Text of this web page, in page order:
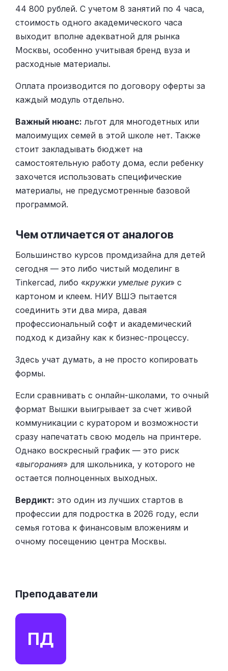
44 800 рублей. С учетом 8 занятий по 4 часа,
стоимость одного академического часа
выходит вполне адекватной для рынка
Москвы, особенно учитывая бренд вуза и
расходные материалы.
Оплата производится по договору оферты за
каждый модуль отдельно.
Важный нюанс: льгот для многодетных или
малоимущих семей в этой школе нет. Также
стоит закладывать бюджет на
самостоятельную работу дома, если ребенку
захочется использовать специфические
материалы, не предусмотренные базовой
программой.
Чем отличается от аналогов
Большинство курсов промдизайна для детей
сегодня — это либо чистый моделинг в
Tinkercad, либо «кружки умелые руки» с
картоном и клеем. НИУ ВШЭ пытается
соединить эти два мира, давая
профессиональный софт и академический
подход к дизайну как к бизнес-процессу.
Здесь учат думать, а не просто копировать
формы.
Если сравнивать с онлайн-школами, то очный
формат Вышки выигрывает за счет живой
коммуникации с куратором и возможности
сразу напечатать свою модель на принтере.
Однако воскресный график — это риск
«выгорания» для школьника, у которого не
остается полноценных выходных.
Вердикт: это один из лучших стартов в
профессии для подростка в 2026 году, если
семья готова к финансовым вложениям и
очному посещению центра Москвы.
Преподаватели
ПД